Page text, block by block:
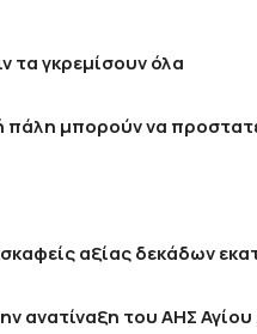
τα γκρεμίσουν όλα
πάλη μπορούν να
αξίας δεκάδων
ανατίναξη του ΑΗΣ